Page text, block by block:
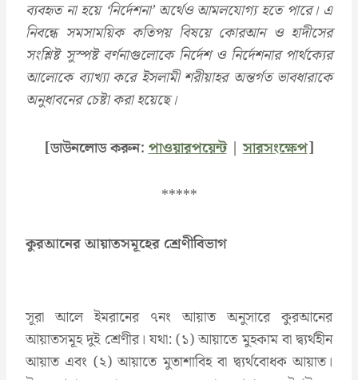
ব্যবহৃত না হয়ে ‘নির্দেশনা’ অর্থেও আমলযোগ্য হতে পারে। এ
নিবন্ধে সমসাময়িক কতিপয় বিষয়ে কোরআন ও হাদীসের
সংশ্লিষ্ট সুস্পষ্ট বর্ণনাগুলোকে নির্দেশ ও নির্দেশনার পার্থক্যের
আলোকে ব্যাখ্যা করে ইসলামী শরীয়াহর অন্তর্গত ভাবধারাকে
অনুধাবনের চেষ্টা করা হয়েছে।
[ডাউনলোড করুন:পাওয়ারপয়েন্ট|সারসংক্ষেপ]
*****
কুরআনের আয়াতসমূহের শ্রেণীবিভাগ
সূরা আলে ইমরানের ৭নং আয়াত অনুসারে কুরআনের
আয়াতসমূহ দুই শ্রেণীর। যথা: (১) আয়াতে মুহকাম বা দ্ব্যর্থহীন
আয়াত এবং (২) আয়াতে মুতাশাবিহ বা দ্ব্যর্থবোধক আয়াত।